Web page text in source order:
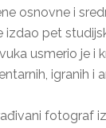
osnovne i
izdao pet
usmerio je i
igranih i
fotograf